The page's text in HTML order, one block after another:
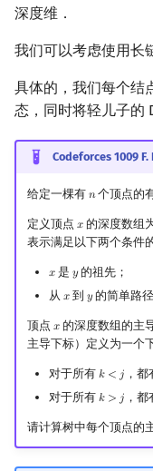
深度维．
我们可以考虑使用长
具体的，我们每个结
态，同时将轻儿子的
Codeforces 1009
给定一棵有 𝑛
n个顶点的
定义顶点 𝑥
x的深度数组
表示满足以下两个条件
𝑥
x是 𝑦
y的祖先；
从 𝑥
x到 𝑦
y的简单路
顶点 𝑥
x的深度数组的主
主导下标）定义为一个
对于所有 𝑘 < 𝑗
k<j ，都
对于所有 𝑘 > 𝑗
k>j ，都
请计算树中每个顶点的